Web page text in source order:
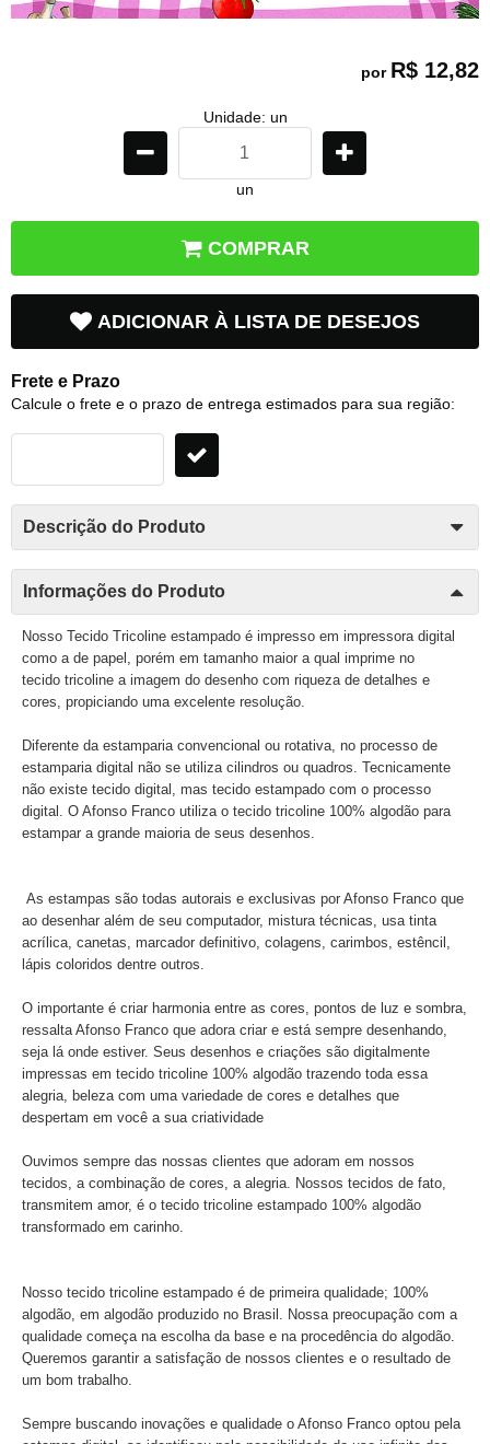
por R$ 12,82
Unidade: un
un
COMPRAR
ADICIONAR À LISTA DE DESEJOS
Frete e Prazo
Calcule o frete e o prazo de entrega estimados para sua região:
Descrição do Produto
Informações do Produto
Nosso Tecido Tricoline estampado é impresso em impressora digital
como a de papel, porém em tamanho maior a qual imprime no
tecido tricoline a imagem do desenho com riqueza de detalhes e
cores, propiciando uma excelente resolução.
Diferente da estamparia convencional ou rotativa, no processo de
estamparia digital não se utiliza cilindros ou quadros. Tecnicamente
não existe tecido digital, mas tecido estampado com o processo
digital. O Afonso Franco utiliza o tecido tricoline 100% algodão para
estampar a grande maioria de seus desenhos.
As estampas são todas autorais e exclusivas por Afonso Franco que
ao desenhar além de seu computador, mistura técnicas, usa tinta
acrílica, canetas, marcador definitivo, colagens, carimbos, estêncil,
lápis coloridos dentre outros.
O importante é criar harmonia entre as cores, pontos de luz e sombra,
ressalta Afonso Franco que adora criar e está sempre desenhando,
seja lá onde estiver. Seus desenhos e criações são digitalmente
impressas em tecido tricoline 100% algodão trazendo toda essa
alegria, beleza com uma variedade de cores e detalhes que
despertam em você a sua criatividade
Ouvimos sempre das nossas clientes que adoram em nossos
tecidos, a combinação de cores, a alegria. Nossos tecidos de fato,
transmitem amor, é o tecido tricoline estampado 100% algodão
transformado em carinho.
Nosso tecido tricoline estampado é de primeira qualidade; 100%
algodão, em algodão produzido no Brasil. Nossa preocupação com a
qualidade começa na escolha da base e na procedência do algodão.
Queremos garantir a satisfação de nossos clientes e o resultado de
um bom trabalho.
Sempre buscando inovações e qualidade o Afonso Franco optou pela